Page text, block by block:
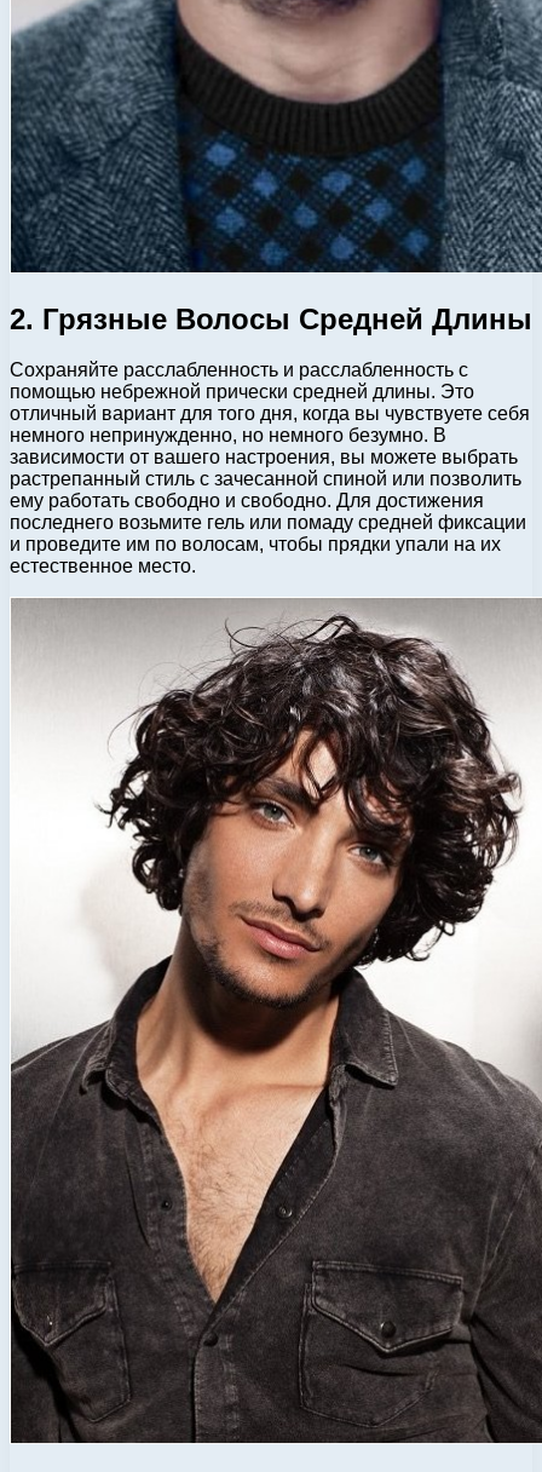
2. Грязные Волосы Средней Длины
Сохраняйте расслабленность и расслабленность с
помощью небрежной прически средней длины. Это
отличный вариант для того дня, когда вы чувствуете себя
немного непринужденно, но немного безумно. В
зависимости от вашего настроения, вы можете выбрать
растрепанный стиль с зачесанной спиной или позволить
ему работать свободно и свободно. Для достижения
последнего возьмите гель или помаду средней фиксации
и проведите им по волосам, чтобы прядки упали на их
естественное место.